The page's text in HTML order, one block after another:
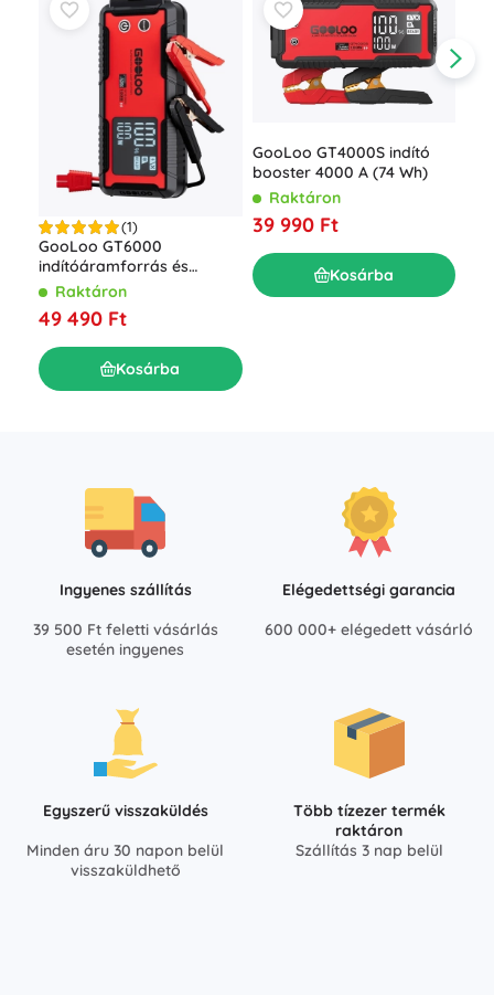
(1)
GooLoo GT6000
indítóáramforrás és
powerbank 6000 A 27000
Raktáron
49 490 Ft
Kosárba
GooLoo GT4000S indító
booster 4000 A (74 Wh)
Raktáron
39 990 Ft
Kosárba
Ingyenes szállítás
39 500 Ft feletti vásárlás
esetén ingyenes
Elégedettségi garancia
600 000+ elégedett vásárló
Egyszerű visszaküldés
Minden áru 30 napon belül
visszaküldhető
Több tízezer termék
raktáron
Szállítás 3 nap belül